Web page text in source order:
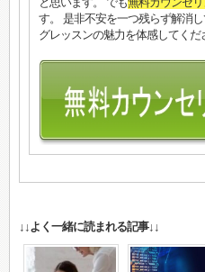
す。 是非不安を一つ残らず解消
グレッスンの魅力を体感してくだ
↓↓よく一緒に読まれる記事↓↓